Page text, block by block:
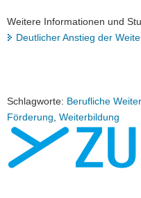
Weitere Informationen und
Deutlicher Anstieg der
Schlagworte: Berufliche
Förderung, Weiterbildung